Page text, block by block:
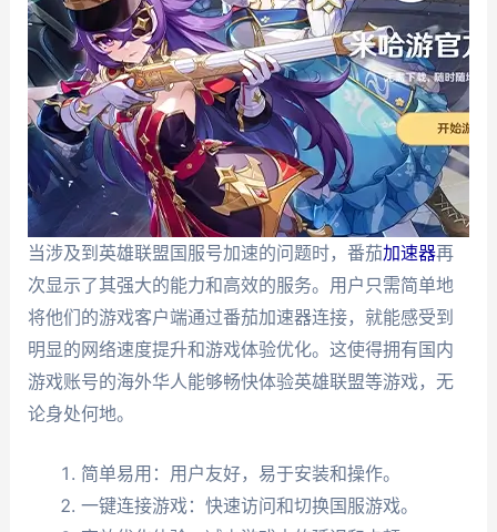
当涉及到英雄联盟国服号加速的问题时，番茄加速器再
次显示了其强大的能力和高效的服务。用户只需简单地
将他们的游戏客户端通过番茄加速器连接，就能感受到
明显的网络速度提升和游戏体验优化。这使得拥有国内
游戏账号的海外华人能够畅快体验英雄联盟等游戏，无
论身处何地。
简单易用：用户友好，易于安装和操作。
一键连接游戏：快速访问和切换国服游戏。